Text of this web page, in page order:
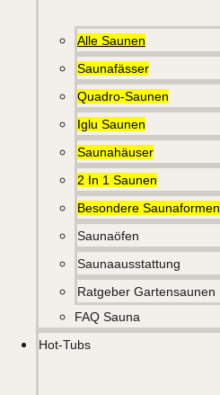
Alle Saunen
Saunafässer
Quadro-Saunen
Iglu Saunen
Saunahäuser
2 In 1 Saunen
Besondere Saunaformen
Saunaöfen
Saunaausstattung
Ratgeber Gartensaunen
FAQ Sauna
Hot-Tubs